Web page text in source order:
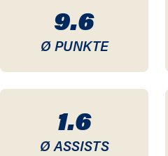
9.6
Ø PUNKTE
1.6
Ø ASSISTS